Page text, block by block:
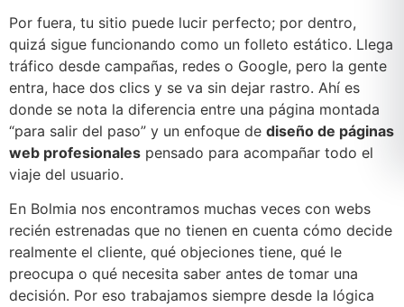
Por fuera, tu sitio puede lucir perfecto; por dentro,
quizá sigue funcionando como un folleto estático. Llega
tráfico desde campañas, redes o Google, pero la gente
entra, hace dos clics y se va sin dejar rastro. Ahí es
donde se nota la diferencia entre una página montada
“para salir del paso” y un enfoque de diseño de páginas
web profesionales pensado para acompañar todo el
viaje del usuario.
En Bolmia nos encontramos muchas veces con webs
recién estrenadas que no tienen en cuenta cómo decide
realmente el cliente, qué objeciones tiene, qué le
preocupa o qué necesita saber antes de tomar una
decisión. Por eso trabajamos siempre desde la lógica